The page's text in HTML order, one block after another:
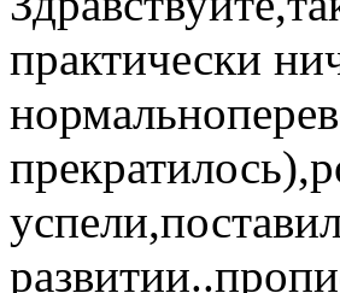
практически